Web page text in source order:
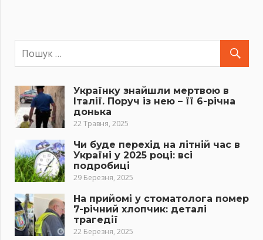
Українку знайшли мертвою в
Італії. Поруч із нею – її 6-річна
донька
22 Травня, 2025
Чи буде перехід на літній час в
Україні у 2025 році: всі
подробиці
29 Березня, 2025
На прийомі у стоматолога помер
7-річний хлопчик: деталі
трагедії
22 Березня, 2025